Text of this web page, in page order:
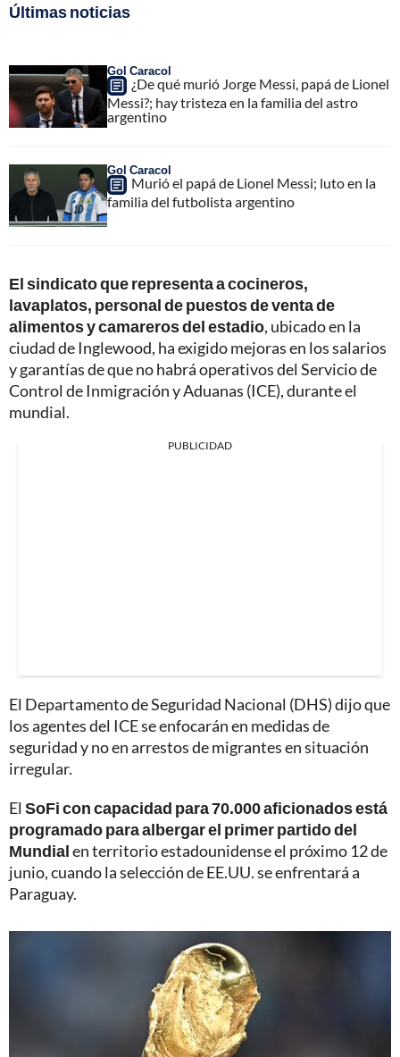
Últimas noticias
Gol Caracol
¿De qué murió Jorge Messi, papá de Lionel
Messi?; hay tristeza en la familia del astro
argentino
Gol Caracol
Murió el papá de Lionel Messi; luto en la
familia del futbolista argentino
El sindicato que representa a cocineros,
lavaplatos, personal de puestos de venta de
alimentos y camareros del estadio, ubicado en la
ciudad de Inglewood, ha exigido mejoras en los salarios
y garantías de que no habrá operativos del Servicio de
Control de Inmigración y Aduanas (ICE), durante el
mundial.
PUBLICIDAD
El Departamento de Seguridad Nacional (DHS) dijo que
los agentes del ICE se enfocarán en medidas de
seguridad y no en arrestos de migrantes en situación
irregular.
El SoFi con capacidad para 70.000 aficionados está
programado para albergar el primer partido del
Mundialen territorio estadounidense el próximo 12 de
junio, cuando la selección de EE.UU. se enfrentará a
Paraguay.